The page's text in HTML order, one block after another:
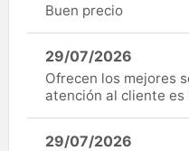
Buen precio
29/07/2026
Ofrecen los mejores
atención al cliente es
29/07/2026